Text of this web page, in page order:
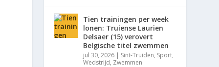
Tien trainingen per week
lonen: Truiense Laurien
Delsaer (15) verovert
Belgische titel zwemmen
jul 30, 2026 | Sint-Truiden, Sport,
Wedstrijd, Zwemmen